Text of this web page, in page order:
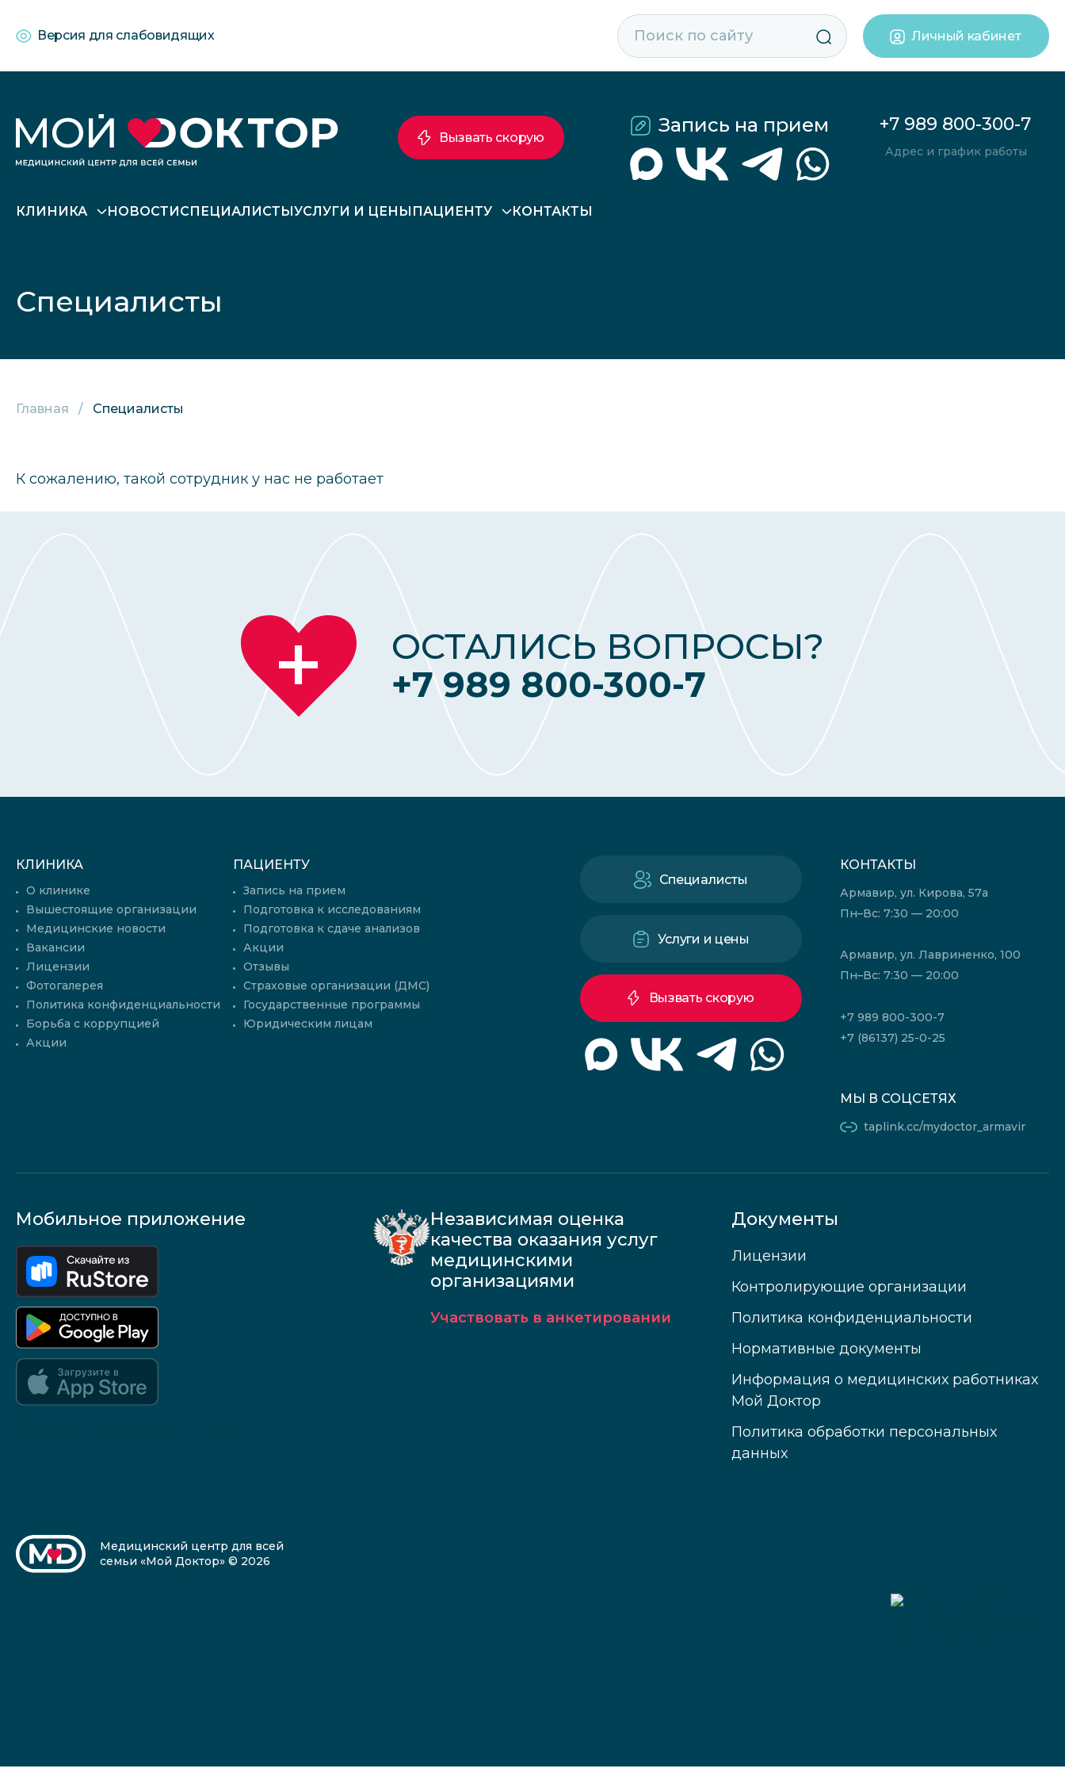
Версия для слабовидящих Личный кабинет
Запись на прием +7 989 800-300-7
Адрес и график работы
КЛИНИКА НОВОСТИСПЕЦИАЛИСТЫУСЛУГИ И ЦЕНЫ ПАЦИЕНТУ КОНТАКТЫ
Вызвать скорую
Специалисты
Главная Специалисты
К сожалению, такой сотрудник у нас не работает
ОСТАЛИСЬ ВОПРОСЫ?
+7 989 800-300-7
КЛИНИКА
О клинике
Вышестоящие организации
Медицинские новости
Вакансии
Лицензии
Фотогалерея
Политика конфиденциальности
Борьба с коррупцией
Акции
ПАЦИЕНТУ
Запись на прием
Подготовка к исследованиям
Подготовка к сдаче анализов
Акции
Отзывы
Страховые организации (ДМС)
Государственные программы
Юридическим лицам
Специалисты
Услуги и цены
Вызвать скорую
КОНТАКТЫ
Армавир, ул. Кирова, 57а
Пн–Вс: 7:30 — 20:00
Армавир, ул. Лавриненко, 100
Пн–Вс: 7:30 — 20:00
+7 989 800-300-7
+7 (86137) 25-0-25
МЫ В СОЦСЕТЯХ
taplink.cc/mydoctor_armavir
Мобильное приложение
Независимая оценка
качества оказания услуг
медицинскими
организациями
Участвовать в анкетировании
Документы
Лицензии
Контролирующие организации
Политика конфиденциальности
Нормативные документы
Информация о медицинских работниках
Мой Доктор
Политика обработки персональных
данных
Медицинский центр для всей
семьи «Мой Доктор» © 2026